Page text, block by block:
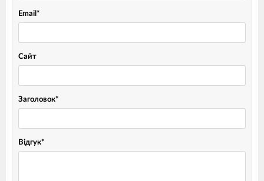
Email *
Сайт
Заголовок*
Відгук*